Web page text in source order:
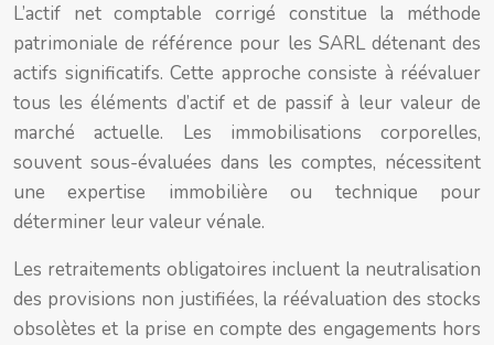
L’actif net comptable corrigé constitue la méthode
patrimoniale de référence pour les SARL détenant des
actifs significatifs. Cette approche consiste à réévaluer
tous les éléments d’actif et de passif à leur valeur de
marché actuelle. Les immobilisations corporelles,
souvent sous-évaluées dans les comptes, nécessitent
une expertise immobilière ou technique pour
déterminer leur valeur vénale.
Les retraitements obligatoires incluent la neutralisation
des provisions non justifiées, la réévaluation des stocks
obsolètes et la prise en compte des engagements hors